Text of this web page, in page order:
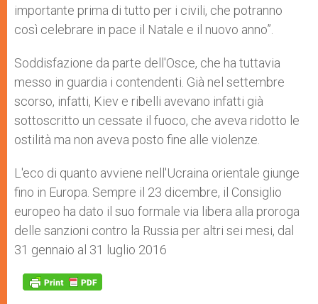
importante prima di tutto per i civili, che potranno
così celebrare in pace il Natale e il nuovo anno”.
Soddisfazione da parte dell'Osce, che ha tuttavia
messo in guardia i contendenti. Già nel settembre
scorso, infatti, Kiev e ribelli avevano infatti già
sottoscritto un cessate il fuoco, che aveva ridotto le
ostilità ma non aveva posto fine alle violenze.
L'eco di quanto avviene nell'Ucraina orientale giunge
fino in Europa. Sempre il 23 dicembre, il Consiglio
europeo ha dato il suo formale via libera alla proroga
delle sanzioni contro la Russia per altri sei mesi, dal
31 gennaio al 31 luglio 2016